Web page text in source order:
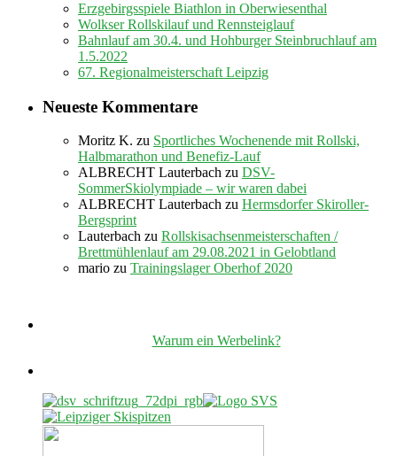
Erzgebirgsspiele Biathlon in Oberwiesenthal
Wolkser Rollskilauf und Rennsteiglauf
Bahnlauf am 30.4. und Hohburger Steinbruchlauf am
1.5.2022
67. Regionalmeisterschaft Leipzig
Neueste Kommentare
Moritz K. zu Sportliches Wochenende mit Rollski,
Halbmarathon und Benefiz-Lauf
ALBRECHT Lauterbach zu DSV-
SommerSkiolympiade – wir waren dabei
ALBRECHT Lauterbach zu Hermsdorfer Skiroller-
Bergsprint
Lauterbach zu Rollskisachsenmeisterschaften /
Brettmühlenlauf am 29.08.2021 in Gelobtland
mario zu Trainingslager Oberhof 2020
Warum ein Werbelink?